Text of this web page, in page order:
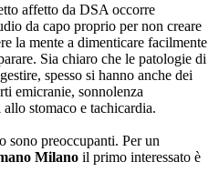
affetto da DSA occorre
da capo proprio per non creare
la mente a dimenticare facilmente
Sia chiaro che le patologie di
spesso si hanno anche dei
emicranie, sonnolenza
stomaco e tachicardia.
sono preoccupanti. Per un
Milano il primo interessato è